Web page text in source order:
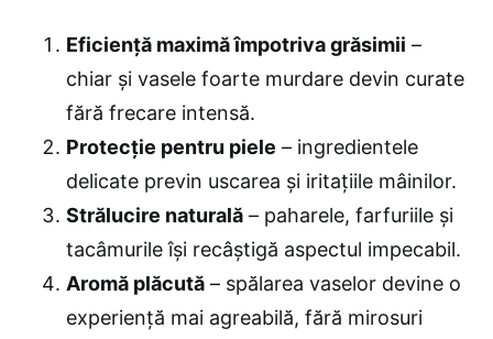
Eficiență maximă împotriva grăsimii –
chiar și vasele foarte murdare devin curate
fără frecare intensă.
Protecție pentru piele – ingredientele
delicate previn uscarea și iritațiile mâinilor.
Strălucire naturală – paharele, farfuriile și
tacâmurile își recâștigă aspectul impecabil.
Aromă plăcută – spălarea vaselor devine o
experiență mai agreabilă, fără mirosuri